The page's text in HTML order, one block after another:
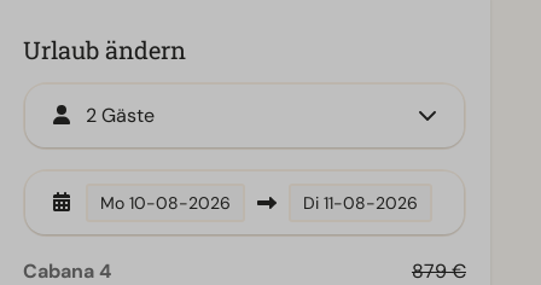
Urlaub ändern
2 Gäste
Mo 10-08-2026 Di 11-08-2026
879 €
Cabana 4